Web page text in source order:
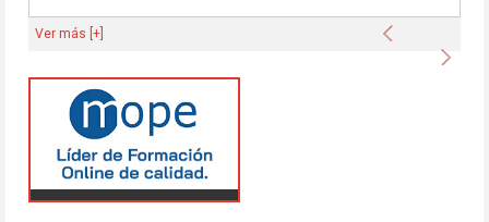
Anterior
Ver más [+]